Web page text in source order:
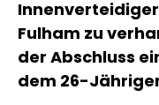
Fulham zu
der Abschluss
dem 26-